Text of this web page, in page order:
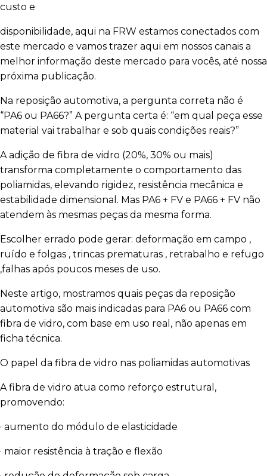
custo e
disponibilidade, aqui na FRW estamos conectados com
este mercado e vamos trazer aqui em nossos canais a
melhor informação deste mercado para vocês, até nossa
próxima publicação.
Na reposição automotiva, a pergunta correta não é
“PA6 ou PA66?” A pergunta certa é: “em qual peça esse
material vai trabalhar e sob quais condições reais?”
A adição de fibra de vidro (20%, 30% ou mais)
transforma completamente o comportamento das
poliamidas, elevando rigidez, resistência mecânica e
estabilidade dimensional. Mas PA6 + FV e PA66 + FV não
atendem às mesmas peças da mesma forma.
Escolher errado pode gerar: deformação em campo ,
ruído e folgas , trincas prematuras , retrabalho e refugo
,falhas após poucos meses de uso.
Neste artigo, mostramos quais peças da reposição
automotiva são mais indicadas para PA6 ou PA66 com
fibra de vidro, com base em uso real, não apenas em
ficha técnica.
O papel da fibra de vidro nas poliamidas automotivas
A fibra de vidro atua como reforço estrutural,
promovendo:
· aumento do módulo de elasticidade
· maior resistência à tração e flexão